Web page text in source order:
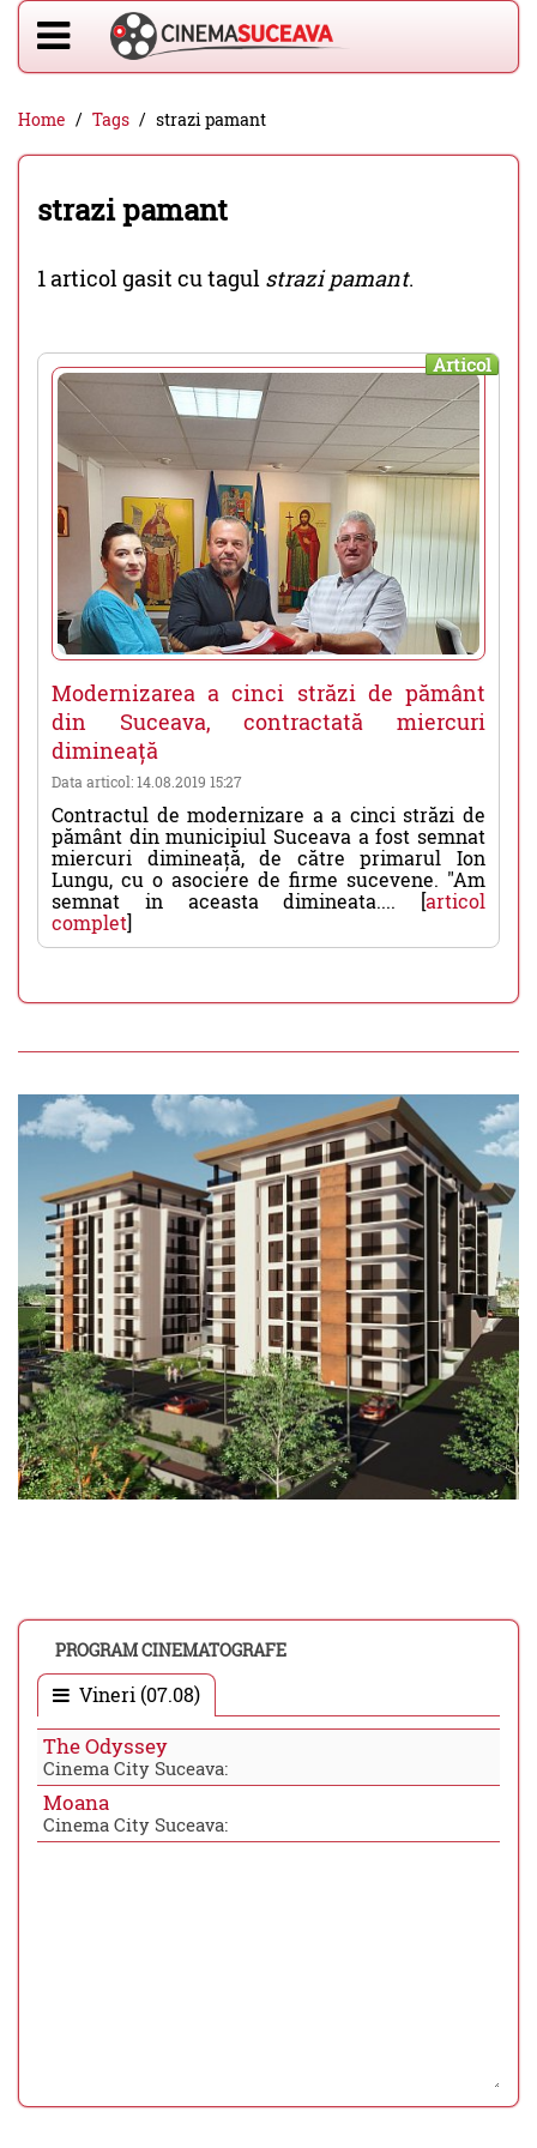
Home Tags strazi pamant
strazi pamant
1 articol gasit cu tagul strazi pamant.
Articol
Modernizarea a cinci străzi de pământ
din Suceava, contractată miercuri
dimineață
Data articol: 14.08.2019 15:27
Contractul de modernizare a a cinci străzi de
pământ din municipiul Suceava a fost semnat
miercuri dimineață, de către primarul Ion
Lungu, cu o asociere de firme sucevene. "Am
semnat in aceasta dimineata.... [articol
complet]
PROGRAM CINEMATOGRAFE
Vineri (07.08)
The Odyssey
Cinema City Suceava:
Moana
Cinema City Suceava: